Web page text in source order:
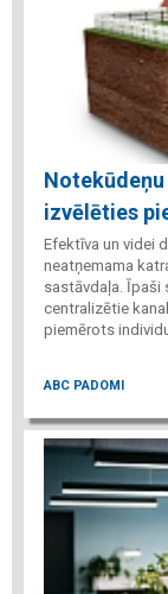
izvēlēties
Efektīva un videi
neatņemama
sastāvdaļa. Īpaši
centralizētie
piemērots
ABC PADOMI